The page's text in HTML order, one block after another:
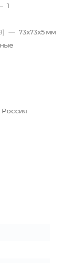
1
— 73x73x5 мм
Россия